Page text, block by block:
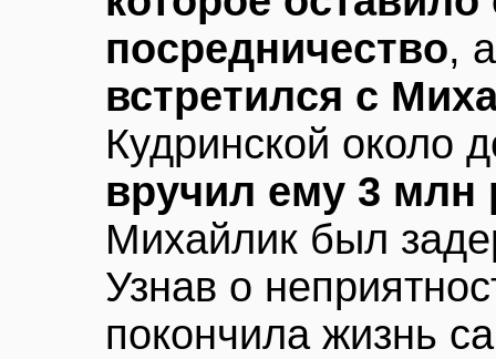
посредничество,
встретился с
Кудринской около
вручил ему 3 млн
Михайлик был
Узнав о
покончила жизнь